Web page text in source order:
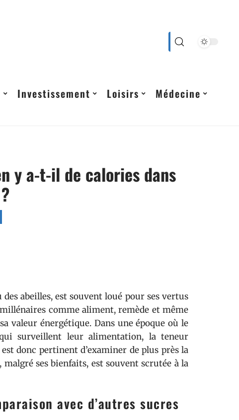
Investissement Loisirs
Médecine
y a-t-il de calories dans
abeilles, est souvent loué pour ses vertus
comme aliment, remède et même
valeur énergétique. Dans une époque où le
surveillent leur alimentation, la teneur
donc pertinent d’examiner de plus près la
ses bienfaits, est souvent scrutée à la
avec d’autres sucres